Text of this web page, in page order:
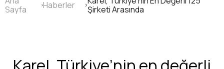
Sayfa
yolu
Sayfa
Haberler
Şirketi Arasında